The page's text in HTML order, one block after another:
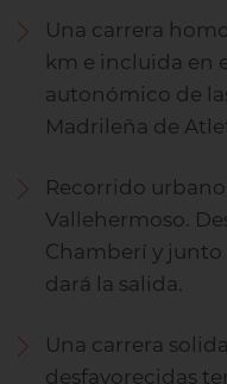
Una carrera
km e incluida en
autonómico de
Madrileña de
Recorrido
Vallehermoso.
Chamberí y junto
dará la salida.
Una carrera
desfavorecidas